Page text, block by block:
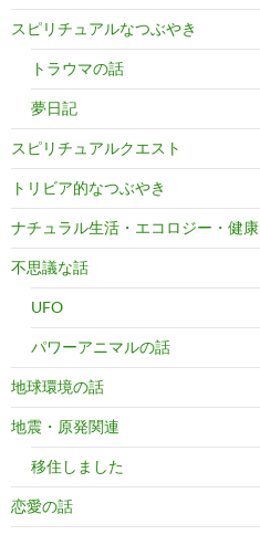
スピリチュアルなつぶやき
トラウマの話
夢日記
スピリチュアルクエスト
トリビア的なつぶやき
ナチュラル生活・エコロジー・健康
不思議な話
UFO
パワーアニマルの話
地球環境の話
地震・原発関連
移住しました
恋愛の話